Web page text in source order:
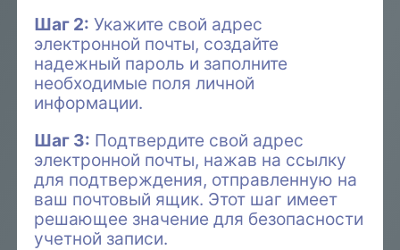
Шаг 2: Укажите свой адрес
электронной почты, создайте
надежный пароль и заполните
необходимые поля личной
информации.
Шаг 3: Подтвердите свой адрес
электронной почты, нажав на ссылку
для подтверждения, отправленную на
ваш почтовый ящик. Этот шаг имеет
решающее значение для безопасности
учетной записи.